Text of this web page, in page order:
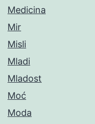
Medicina
Mir
Misli
Mladi
Mladost
Moć
Moda